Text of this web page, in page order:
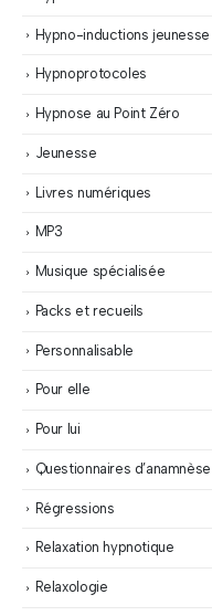
Hypno-inductions jeunesse
Hypnoprotocoles
Hypnose au Point Zéro
Jeunesse
Livres numériques
MP3
Musique spécialisée
Packs et recueils
Personnalisable
Pour elle
Pour lui
Questionnaires d’anamnèse
Régressions
Relaxation hypnotique
Relaxologie